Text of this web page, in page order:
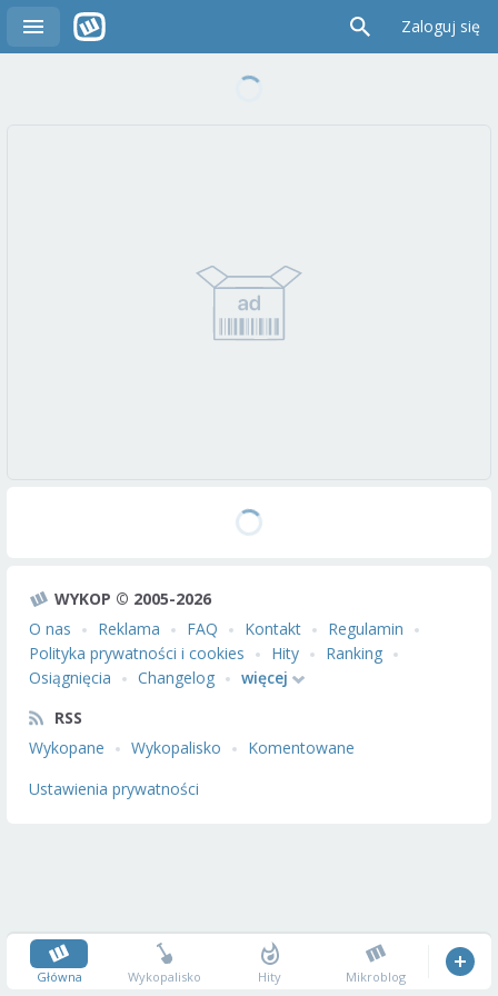
Zaloguj się
WYKOP © 2005-2026
O nas
Reklama FAQ Kontakt
Regulamin
Polityka prywatności i cookies
Hity
Ranking
Osiągnięcia
Changelog
więcej
RSS
Wykopane
Wykopalisko
Komentowane
Ustawienia prywatności
Główna Wykopalisko Hity Mikroblog